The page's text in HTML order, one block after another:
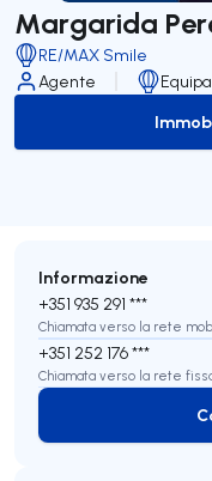
Margarida
RE/MAX Smile
Agente
Informazione
+351 935 291 ***
Chiamata verso la rete
+351 252 176 ***
Chiamata verso la rete